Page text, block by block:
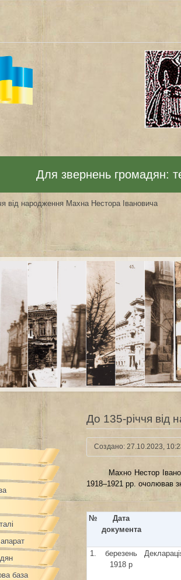
Для звернень громадян:
від народження Махна Нестора Івановича
база
До 135-річчя від
Создано: 27.10.2023,
Махно Нестор
1918–1921 рр. очолював
№
Дата
документа
1.
березень
1918 р